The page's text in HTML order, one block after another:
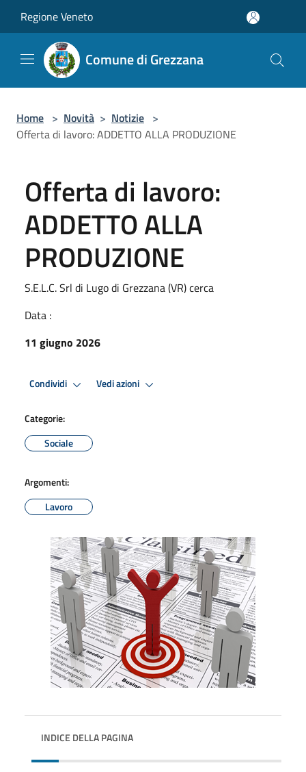
Regione Veneto
Comune di Grezzana
Home > Novità > Notizie >
Offerta di lavoro: ADDETTO ALLA PRODUZIONE
Offerta di lavoro:
ADDETTO ALLA
PRODUZIONE
S.E.L.C. Srl di Lugo di Grezzana (VR) cerca
Data :
11 giugno 2026
Condividi Vedi azioni
Categorie:
Sociale
Argomenti:
Lavoro
INDICE DELLA PAGINA